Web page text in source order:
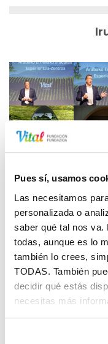
Pues sí, usamos
Las necesitamos
personalizada o
saber qué tal nos va.
todas, aunque es lo
también lo crees,
TODAS. También
decidir qué estás
necesitas más
PO - ARABAKO